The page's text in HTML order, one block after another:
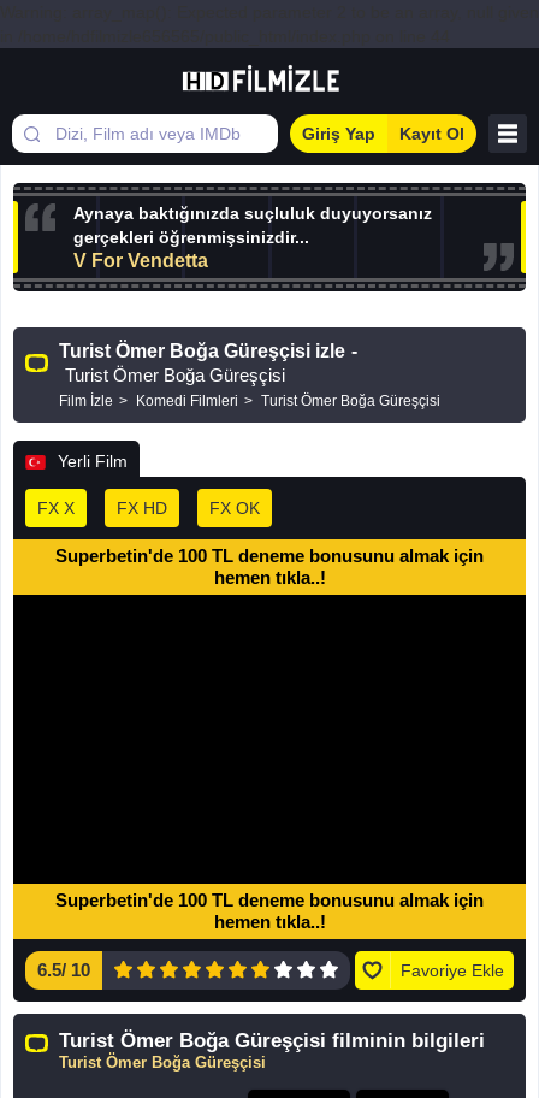
Giriş Yap Kayıt Ol
Aynaya baktığınızda suçluluk duyuyorsanız
gerçekleri öğrenmişsinizdir...
V For Vendetta
Turist Ömer Boğa Güreşçisi izle -
Turist Ömer Boğa Güreşçisi
Film İzle Komedi Filmleri Turist Ömer Boğa Güreşçisi
Yerli Film
FX X FX HD FX OK
Superbetin'de 100 TL deneme bonusunu almak için
hemen tıkla..!
Superbetin'de 100 TL deneme bonusunu almak için
hemen tıkla..!
6.5/ 10 Favoriye Ekle
Turist Ömer Boğa Güreşçisi filminin bilgileri
Turist Ömer Boğa Güreşçisi